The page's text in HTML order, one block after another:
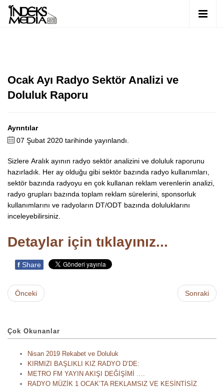
Ocak Ayı Radyo Sektör Analizi ve
Doluluk Raporu
Ayrıntılar
07 Şubat 2020 tarihinde yayınlandı.
Sizlere Aralık ayının radyo sektör analizini ve doluluk raporunu
hazırladık. Her ay olduğu gibi sektör bazında radyo kullanımları,
sektör bazında radyoyu en çok kullanan reklam verenlerin analizi,
radyo grupları bazında toplam reklam sürelerini, sponsorluk
kullanımlarını ve radyoların DT/ODT bazında doluluklarını
inceleyebilirsiniz.
Detaylar için tıklayınız...
f Share
Önceki Sonraki
Çok Okunanlar
Nisan 2019 Rekabet ve Doluluk
KIRMIZI BAŞLIKLI KIZ RADYO D’DE:
METRO FM YAYIN AKIŞI DEĞİŞİMİ ….
RADYO MÜZİK 1 OCAK’TA REKLAMSIZ VE KESİNTİSİZ